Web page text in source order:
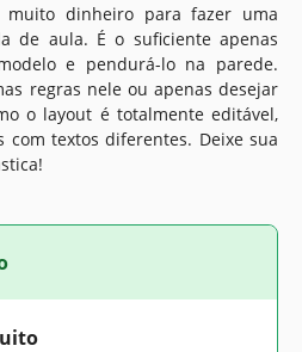
muito dinheiro para fazer uma
de aula. É o suficiente apenas
e pendurá-lo na parede.
regras nele ou apenas desejar
o layout é totalmente editável,
textos diferentes. Deixe sua